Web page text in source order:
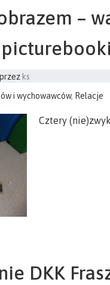
–
przez ks
i wychowawców, Relacje
Cztery
DKK